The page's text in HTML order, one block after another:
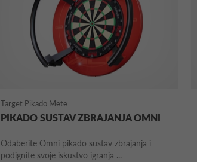
Target Pikado Mete
PIKADO SUSTAV ZBRAJANJA OMNI
Odaberite Omni pikado sustav zbrajanja i
podignite svoje iskustvo igranja ...